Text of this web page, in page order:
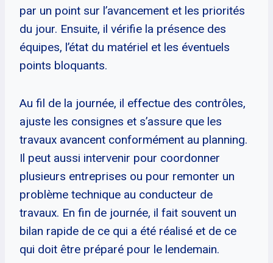
par un point sur l’avancement et les priorités
du jour. Ensuite, il vérifie la présence des
équipes, l’état du matériel et les éventuels
points bloquants.
Au fil de la journée, il effectue des contrôles,
ajuste les consignes et s’assure que les
travaux avancent conformément au planning.
Il peut aussi intervenir pour coordonner
plusieurs entreprises ou pour remonter un
problème technique au conducteur de
travaux. En fin de journée, il fait souvent un
bilan rapide de ce qui a été réalisé et de ce
qui doit être préparé pour le lendemain.